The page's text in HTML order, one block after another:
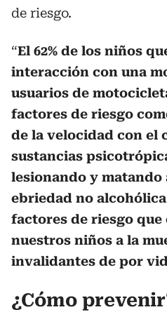
de riesgo.
“El 62% de los niños
interacción con una
usuarios de
factores de riesgo
de la velocidad con el
sustancias
lesionando y matando
ebriedad no
factores de riesgo que
nuestros niños a la
invalidantes de por
¿Cómo